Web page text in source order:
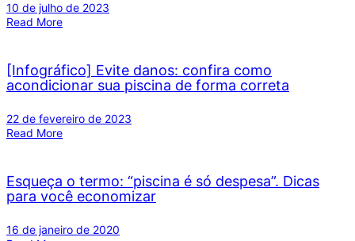
10 de julho de 2023
Read More
[Infográfico] Evite danos: confira como
acondicionar sua piscina de forma correta
22 de fevereiro de 2023
Read More
Esqueça o termo: “piscina é só despesa”. Dicas
para você economizar
16 de janeiro de 2020